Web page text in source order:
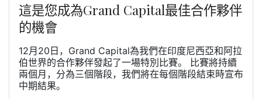
這是您成為Grand Capital最佳合作夥伴
的機會
12月20日，Grand Capital為我們在印度尼西亞和阿拉
伯世界的合作夥伴發起了一場特別比賽。 比賽將持續
兩個月，分為三個階段，我們將在每個階段結束時宣布
中期結果。